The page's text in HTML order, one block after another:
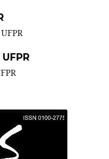
UFPR